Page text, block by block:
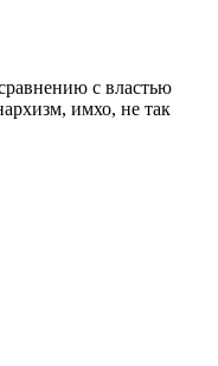
с властью
имхо, не так